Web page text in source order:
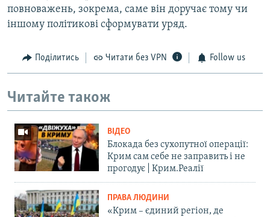
повноважень, зокрема, саме він доручає тому чи
іншому політикові сформувати уряд.
Поділитись Читати без VPN Follow us
Читайте також
ВІДЕО
Блокада без сухопутної операції:
Крим сам себе не заправить і не
прогодує | Крим.Реалії
ПРАВА ЛЮДИНИ
«Крим – єдиний регіон, де